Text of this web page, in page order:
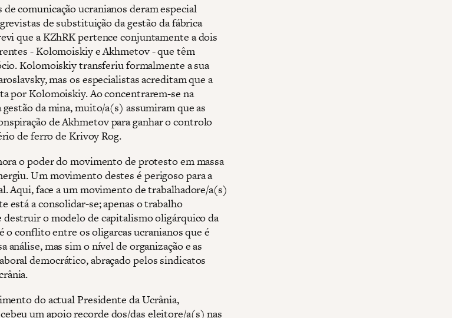
comunicação ucranianos deram especial
de substituição da gestão da fábrica
que a KZhRK pertence conjuntamente a dois
- Kolomoiskiy e Akhmetov - que têm
Kolomoiskiy transferiu formalmente a sua
mas os especialistas acreditam que a
por Kolomoiskiy. Ao concentrarem-se na
da mina, muito/a(s) assumiram que as
de Akhmetov para ganhar o controlo
de ferro de Krivoy Rog.
o poder do movimento de protesto em massa
Um movimento destes é perigoso para a
Aqui, face a um movimento de trabalhadore/a(s)
está a consolidar-se; apenas o trabalho
destruir o modelo de capitalismo oligárquico da
o conflito entre os oligarcas ucranianos que é
análise, mas sim o nível de organização e as
democrático, abraçado pelos sindicatos
do actual Presidente da Ucrânia,
um apoio recorde dos/das eleitore/a(s) nas